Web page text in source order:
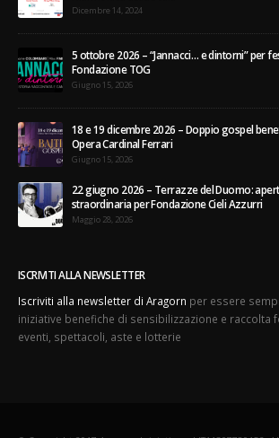
Dicembre 14, 2024
5 ottobre 2026 – “Jannacci… e dintorni” per
Fondazione TOG
Giugno 15, 2026
18 e 19 dicembre 2026 – Doppio gospel
Opera Cardinal Ferrari
Giugno 15, 2026
22 giugno 2026 – Terrazze del Duomo:
straordinaria per Fondazione Cieli Azzurri
Maggio 28, 2026
ISCRIVITI ALLA NEWSLETTER
Iscriviti alla newsletter di Aragorn per essere
iniziative benefiche di sensibilizzazione e raccolta
eventi, spettacoli, aste e lotterie